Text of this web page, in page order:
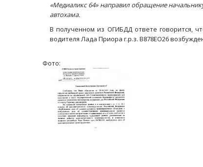
«Медиаликс 64» направил обращение
автохама.
В полученном из ОГИБДД ответе говорится,
водителя Лада Приора г.р.з. В878ЕО26
Фото: